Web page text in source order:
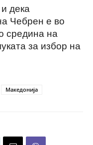
дека
Чебрен е во
средина на
за избор на
Македонија